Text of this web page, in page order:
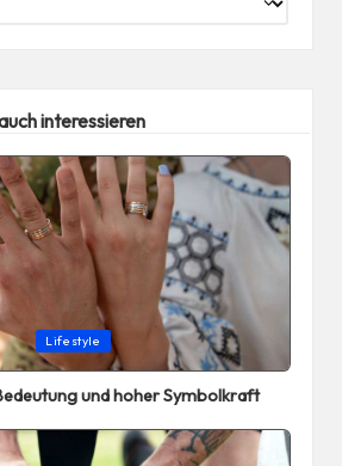
interessieren
Lifestyle
und hoher Symbolkraft